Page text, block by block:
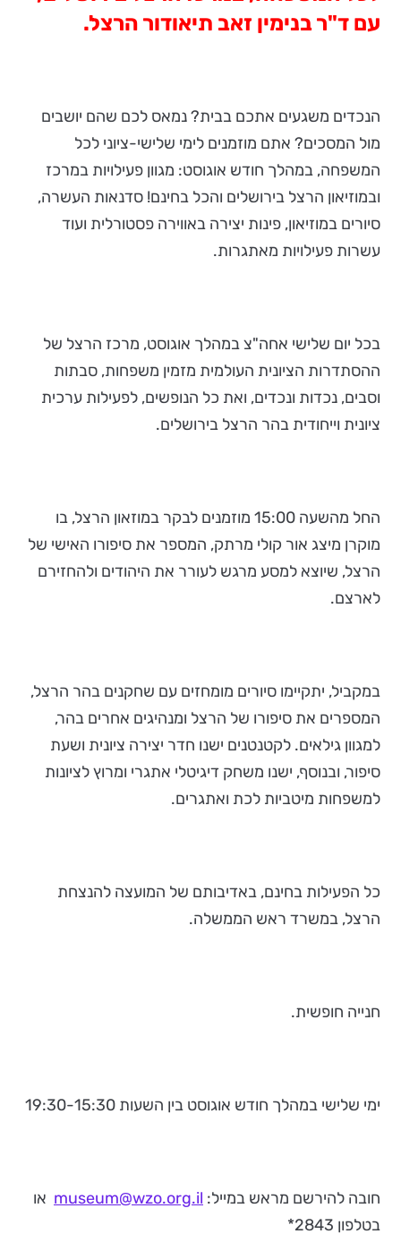
עם ד"ר בנימין זאב תיאודור הרצל.
הנכדים משגעים אתכם בבית? נמאס לכם שהם יושבים
מול המסכים? אתם מוזמנים לימי שלישי-ציוני לכל
המשפחה, במהלך חודש אוגוסט: מגוון פעילויות במרכז
ובמוזיאון הרצל בירושלים והכל בחינם! סדנאות העשרה,
סיורים במוזיאון, פינות יצירה באווירה פסטורלית ועוד
עשרות פעילויות מאתגרות.
בכל יום שלישי אחה"צ במהלך אוגוסט, מרכז הרצל של
ההסתדרות הציונית העולמית מזמין משפחות, סבתות
וסבים, נכדות ונכדים, ואת כל הנופשים, לפעילות ערכית
ציונית וייחודית בהר הרצל בירושלים.
החל מהשעה 15:00 מוזמנים לבקר במוזאון הרצל, בו
מוקרן מיצג אור קולי מרתק, המספר את סיפורו האישי של
הרצל, שיוצא למסע מרגש לעורר את היהודים ולהחזירם
לארצם.
במקביל, יתקיימו סיורים מומחזים עם שחקנים בהר הרצל,
המספרים את סיפורו של הרצל ומנהיגים אחרים בהר,
למגוון גילאים. לקטנטנים ישנו חדר יצירה ציונית ושעת
סיפור, ובנוסף, ישנו משחק דיגיטלי אתגרי ומרוץ לציונות
למשפחות מיטביות לכת ואתגרים.
כל הפעילות בחינם, באדיבותם של המועצה להנצחת
הרצל, במשרד ראש הממשלה.
חנייה חופשית.
ימי שלישי במהלך חודש אוגוסט בין השעות 19:30-15:30
חובה להירשם מראש במייל: museum@wzo.org.il או
בטלפון 2843*